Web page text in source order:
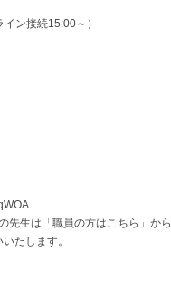
ン接続15:00～）
先生は「職員の方はこちら」から
たします。